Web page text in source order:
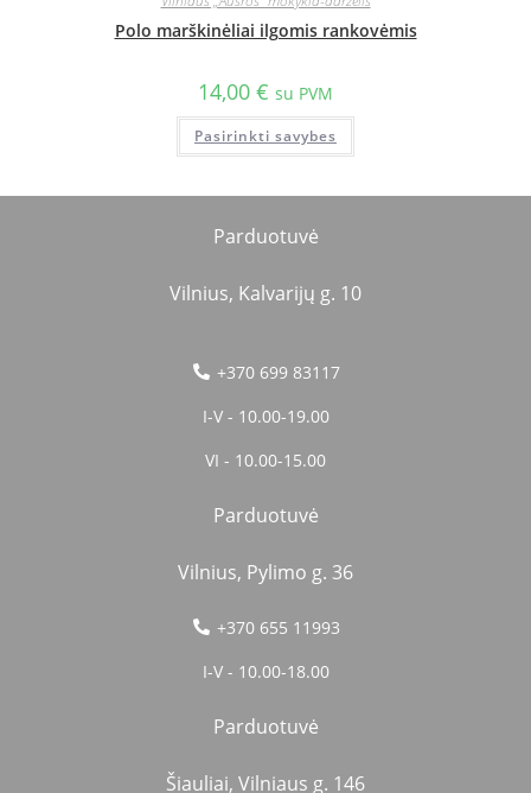
Polo marškinėliai ilgomis rankovėmis
14,00 € su PVM
Pasirinkti savybes
Parduotuvė
Vilnius, Kalvarijų g. 10
+370 699 83117
I-V - 10.00-19.00
VI - 10.00-15.00
Parduotuvė
Vilnius, Pylimo g. 36
+370 655 11993
I-V - 10.00-18.00
Parduotuvė
Šiauliai, Vilniaus g. 146